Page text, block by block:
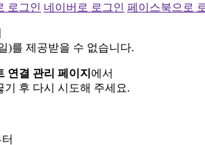
로그인 네이버로 로그인 페이스북으로
)를 제공받을 수 없습니다.
연결 관리 페이지 에서
기 후 다시 시도해 주세요.